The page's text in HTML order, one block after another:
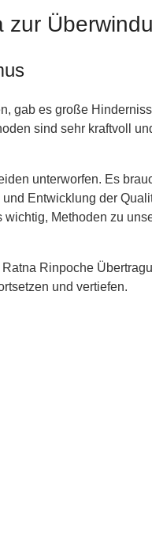
gab es große
sind sehr kraftvoll
unterworfen. Es
Entwicklung der
Methoden zu
Rinpoche
und vertiefen.